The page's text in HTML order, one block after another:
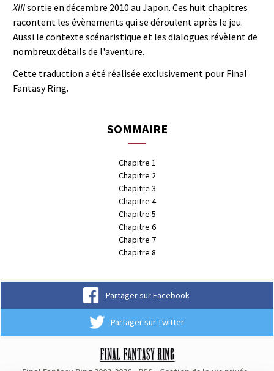
XIIIsortie en décembre 2010 au Japon. Ces huit chapitres
racontent les évènements qui se déroulent après le jeu.
Aussi le contexte scénaristique et les dialogues révèlent de
nombreux détails de l'aventure.
Cette traduction a été réalisée exclusivement pour Final
Fantasy Ring.
SOMMAIRE
Chapitre 1
Chapitre 2
Chapitre 3
Chapitre 4
Chapitre 5
Chapitre 6
Chapitre 7
Chapitre 8
Partager sur Facebook
Partager sur Twitter